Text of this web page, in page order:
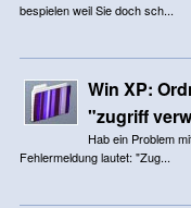
bespielen weil Sie doch sch...
Win XP:
"zugriff
Hab ein Problem
Fehlermeldung lautet: "Zug...